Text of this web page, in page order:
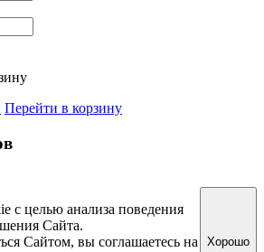
Перейти в корзину
с целью анализа поведения
Сайта.
Сайтом, вы соглашаетесь на
Хорошо